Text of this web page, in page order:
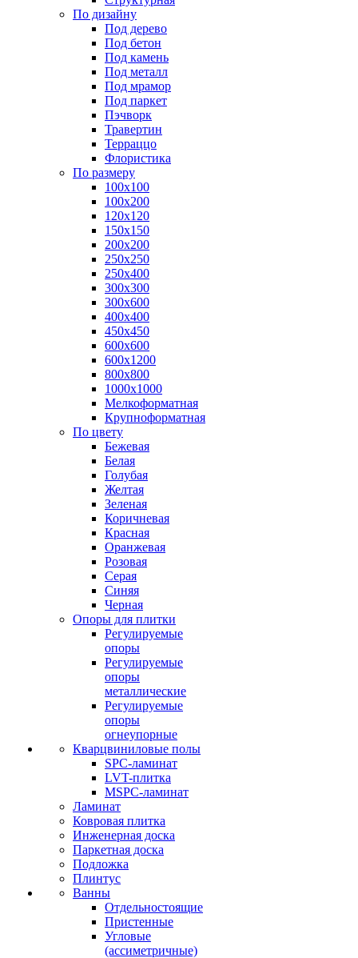
По дизайну
Под дерево
Под бетон
Под камень
Под металл
Под мрамор
Под паркет
Пэчворк
Травертин
Терраццо
Флористика
По размеру
100х100
100х200
120х120
150х150
200х200
250х250
250х400
300х300
300х600
400х400
450х450
600х600
600х1200
800х800
1000х1000
Мелкоформатная
Крупноформатная
По цвету
Бежевая
Белая
Голубая
Желтая
Зеленая
Коричневая
Красная
Оранжевая
Розовая
Серая
Синяя
Черная
Опоры для плитки
Регулируемые
опоры
Регулируемые
опоры
металлические
Регулируемые
опоры
огнеупорные
Кварцвиниловые полы
SPC-ламинат
LVT-плитка
MSPC-ламинат
Ламинат
Ковровая плитка
Инженерная доска
Паркетная доска
Подложка
Плинтус
Ванны
Отдельностоящие
Пристенные
Угловые
(ассиметричные)